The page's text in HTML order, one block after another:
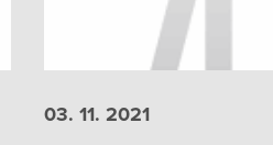
03. 11. 2021